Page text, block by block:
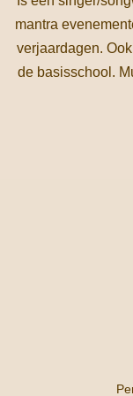
mantra
verjaardagen.
de basisschool.